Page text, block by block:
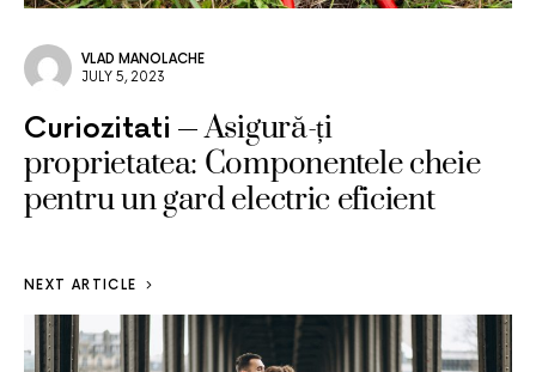
VLAD MANOLACHE
JULY 5, 2023
Curiozitati
Asigură-ți
proprietatea: Componentele cheie
pentru un gard electric eficient
NEXT ARTICLE